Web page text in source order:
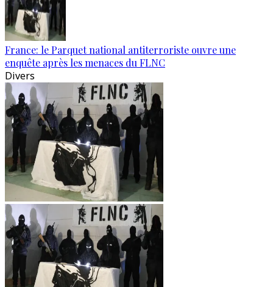
France: le Parquet national antiterroriste ouvre une
enquête après les menaces du FLNC
Divers